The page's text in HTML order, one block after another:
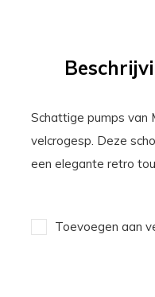
Schattige pumps van
velcrogesp. Deze
een elegante retro
Toevoegen aan